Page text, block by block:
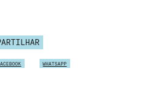
WHATSAPP